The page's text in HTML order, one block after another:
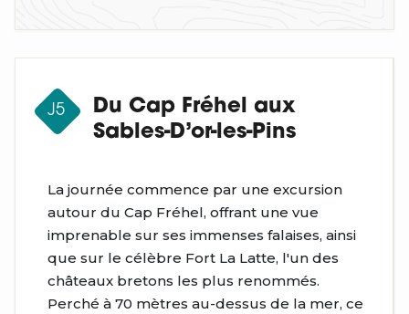
J5
Du Cap Fréhel aux
Sables-D’or-les-Pins
La journée commence par une excursion
autour du Cap Fréhel, offrant une vue
imprenable sur ses immenses falaises, ainsi
que sur le célèbre Fort La Latte, l'un des
châteaux bretons les plus renommés.
Perché à 70 mètres au-dessus de la mer, ce